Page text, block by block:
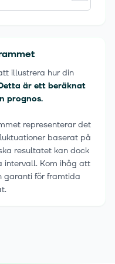
illustrera hur din
är ett beräknat
prognos.
representerar det
baserat på
resultatet kan dock
intervall. Kom ihåg att
garanti för framtida